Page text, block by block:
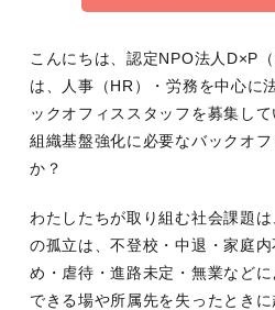
こんにちは、認定NPO法人D×P
は、人事（HR）・労務を中心に
ックオフィススタッフを募集し
組織基盤強化に必要なバックオ
か？
わたしたちが取り組む社会課題
の孤立は、不登校・中退・家庭
め・虐待・進路未定・無業など
できる場や所属先を失ったとき